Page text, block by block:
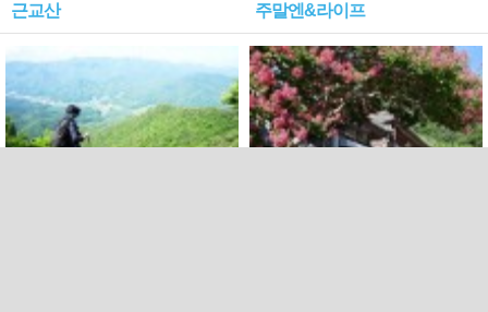
근교산 주말엔&라이프